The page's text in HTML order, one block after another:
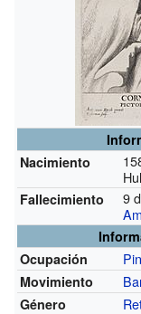
Nacimiento
Fallecimiento
9
Ocupación
Movimiento
Género